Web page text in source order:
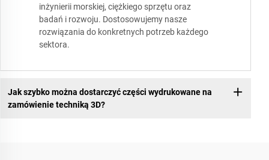
inżynierii morskiej, ciężkiego sprzętu oraz
badań i rozwoju. Dostosowujemy nasze
rozwiązania do konkretnych potrzeb każdego
sektora.
Jak szybko można dostarczyć części wydrukowane na
zamówienie techniką 3D?